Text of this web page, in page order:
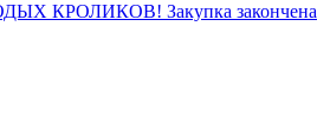
Закупка закончена